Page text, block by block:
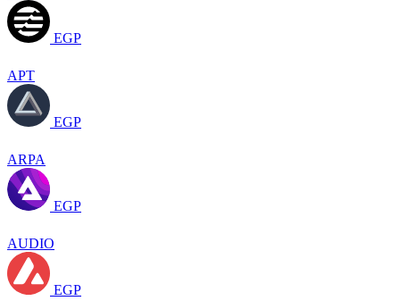
EGP
APT
EGP
ARPA
EGP
AUDIO
EGP